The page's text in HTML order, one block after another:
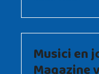
Musici en
Magazine